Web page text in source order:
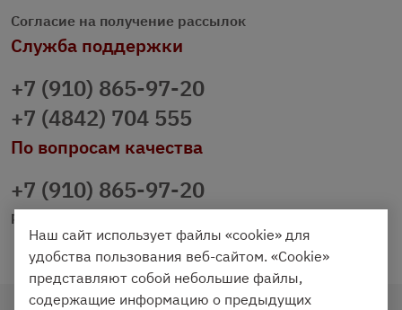
Согласие на получение рассылок
Служба поддержки
+7 (910) 865-97-20
+7 (4842) 704 555
По вопросам качества
+7 (910) 865-97-20
prazdnichniy40@palmi.ru
Наш сайт использует файлы «cookie» для
удобства пользования веб-сайтом. «Cookie»
представляют собой небольшие файлы,
содержащие информацию о предыдущих